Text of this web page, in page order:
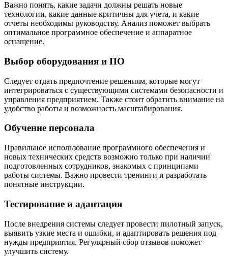
Важно понять, какие задачи должны решать новые
технологии, какие данные критичны для учета, и какие
отчеты необходимы руководству. Анализ поможет выбрать
оптимальное программное обеспечение и аппаратное
оснащение.
Выбор оборудования и ПО
Следует отдать предпочтение решениям, которые могут
интегрироваться с существующими системами безопасности и
управления предприятием. Также стоит обратить внимание на
удобство работы и возможность масштабирования.
Обучение персонала
Правильное использование программного обеспечения и
новых технических средств возможно только при наличии
подготовленных сотрудников, знакомых с принципами
работы системы. Важно провести тренинги и разработать
понятные инструкции.
Тестирование и адаптация
После внедрения системы следует провести пилотный запуск,
выявить узкие места и ошибки, и адаптировать решения под
нужды предприятия. Регулярный сбор отзывов поможет
улучшить систему.